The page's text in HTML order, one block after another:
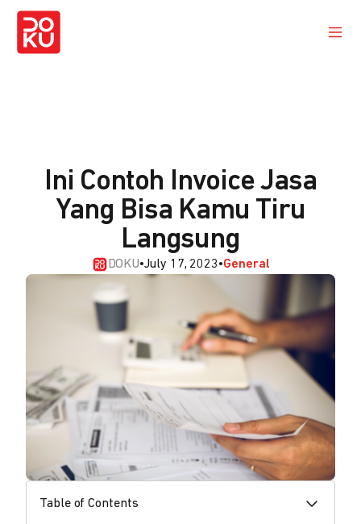
Ini Contoh Invoice Jasa
Yang Bisa Kamu Tiru
Langsung
DOKU•July 17, 2023•General
Table of Contents